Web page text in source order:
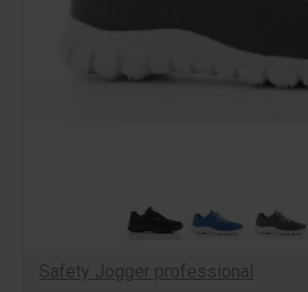
Safety Jogger professional